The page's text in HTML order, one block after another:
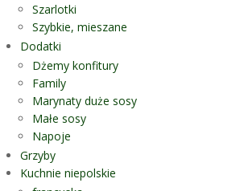
Szarlotki
Szybkie, mieszane
Dodatki
Dżemy konfitury
Family
Marynaty duże sosy
Małe sosy
Napoje
Grzyby
Kuchnie niepolskie